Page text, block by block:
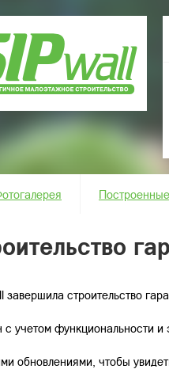
завершила строительство
с учетом функциональности и
обновлениями, чтобы